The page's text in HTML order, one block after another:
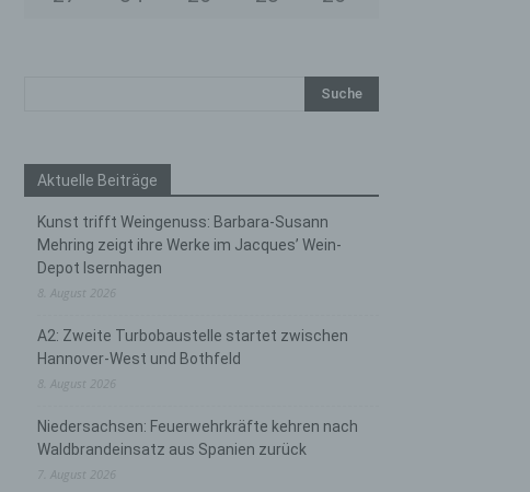
Aktuelle Beiträge
Kunst trifft Weingenuss: Barbara-Susann
Mehring zeigt ihre Werke im Jacques’ Wein-
Depot Isernhagen
8. August 2026
A2: Zweite Turbobaustelle startet zwischen
Hannover-West und Bothfeld
8. August 2026
Niedersachsen: Feuerwehrkräfte kehren nach
Waldbrandeinsatz aus Spanien zurück
7. August 2026